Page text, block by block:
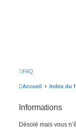
FAQ
Accueil Index du
Informations
Désolé mais vous